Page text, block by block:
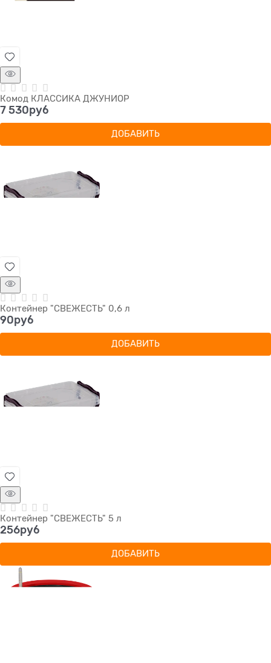
Комод КЛАССИКА ДЖУНИОР
7 530руб
ДОБАВИТЬ
Контейнер "СВЕЖЕСТЬ" 0,6 л
90руб
ДОБАВИТЬ
Контейнер "СВЕЖЕСТЬ" 5 л
256руб
ДОБАВИТЬ